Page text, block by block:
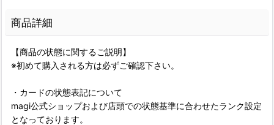
商品詳細
【商品の状態に関するご説明】
※初めて購入される方は必ずご確認下さい。
・カードの状態表記について
magi公式ショップおよび店頭での状態基準に合わせたランク設定
となっております。